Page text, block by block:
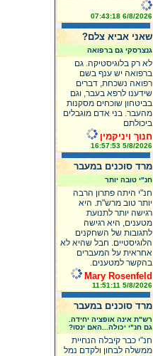
6/8/2026 07:43:18
שאני אביא צלם?
גנצרסקי גם ברפואה
לא רק בלוגיסטיקה. גם
ברפואה יש ענף בשם
רפואה נשכחת, דברים
שידענו לרפא בעבר, וגם
בביטחון שוכחים מסקנות
מהעבר. בני אדם מוגבלים
ביכולתם
חנוך ויניקמין
5/8/2026 16:57:53
מרד סוכנים במעבר
חנ"י טובה יותר
חנ"י היתה פתרון הרבה
יותר טוב מרש"ת. היא
רגישה יותר לתנועת
מטענים, היא רגישה
לתגובות של השחקנים
הלוגיסטיים. חבל שהיא לא
אחראית על המעברים
בהקשר למטענים.
Mary Rosenfeld
5/8/2026 11:51:11
מרד סוכנים במעבר
רש"ת אינה אופציה יחידה.
גם חנ"י יכולה...האם ינסו?
חנ"י כבר קיבלה הנחיית
ממשלה לבחון ולקדם נמל